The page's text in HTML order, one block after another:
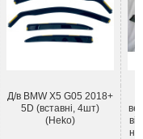
Д/в BMW X5 G05 2018+
5D (вставні, 4шт)
(Heko)